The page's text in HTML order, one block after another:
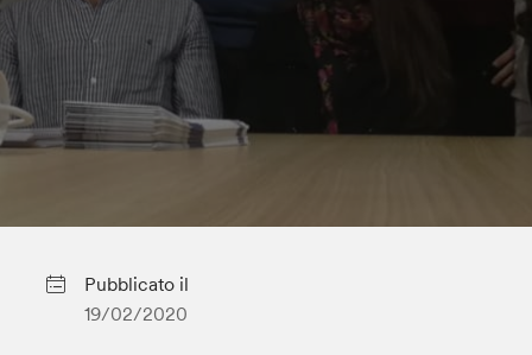
Pubblicato il
19/02/2020